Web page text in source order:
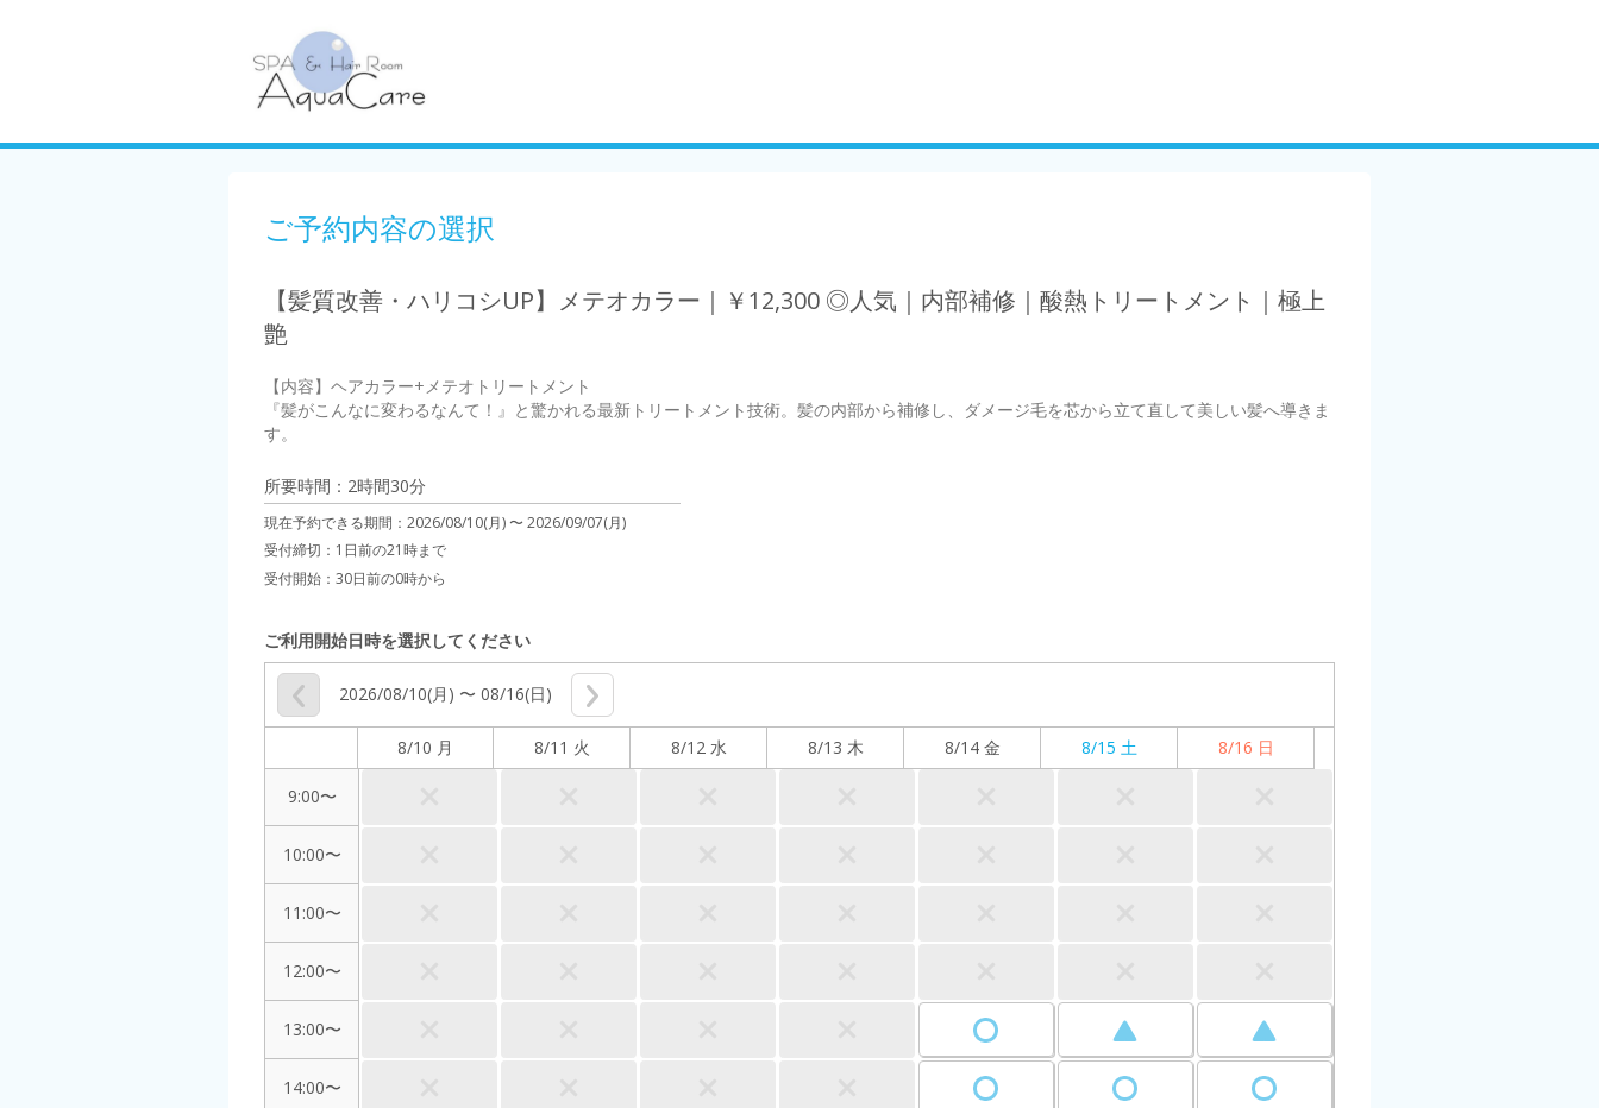
ご予約内容の選択
【髪質改善・ハリコシUP】メテオカラー｜￥12,300 ◎人気｜内部補修｜酸熱トリートメント｜極上
艶
【内容】ヘアカラー+メテオトリートメント
『髪がこんなに変わるなんて！』と驚かれる最新トリートメント技術。髪の内部から補修し、ダメージ毛を芯から立て直して美しい髪へ導きま
す。
所要時間：2時間30分
現在予約できる期間： 2026/08/10(月) 〜2026/09/07(月)
受付締切： 1日前の21時まで
受付開始： 30日前の0時から
ご利用開始日時を選択してください
2026/08/10(月) 〜 08/16(日)
8/10 月 8/11 火 8/12 水 8/13 木 8/14 金 8/15 土 8/16 日
9:00〜
10:00〜
11:00〜
12:00〜
13:00〜
14:00〜